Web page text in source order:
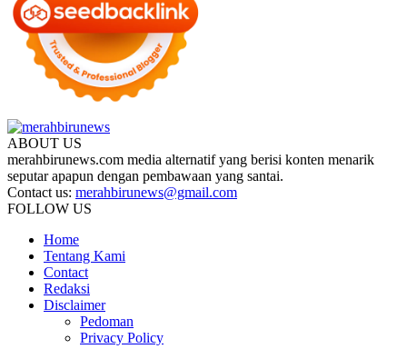
ABOUT US
merahbirunews.com media alternatif yang berisi konten menarik
seputar apapun dengan pembawaan yang santai.
Contact us: merahbirunews@gmail.com
FOLLOW US
Home
Tentang Kami
Contact
Redaksi
Disclaimer
Pedoman
Privacy Policy